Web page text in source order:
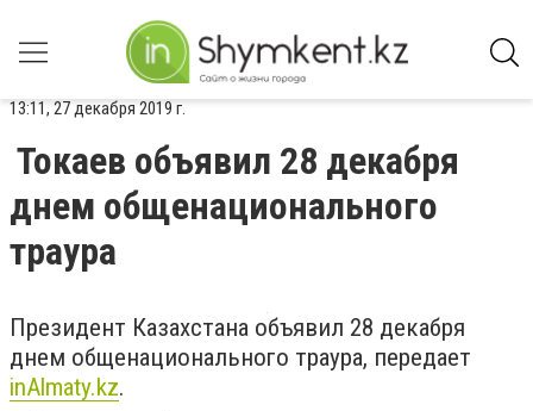
13:11, 27 декабря 2019 г.
Токаев объявил 28 декабря
днем общенационального
траура
Президент Казахстана объявил 28 декабря
днем общенационального траура, передает
inAlmaty.kz.